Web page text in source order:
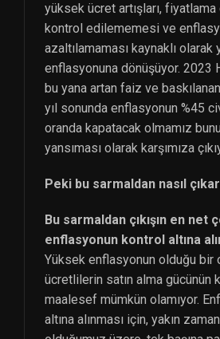
yüksek ücret artışları, fiyatlama
kontrol edilememesi ve
azaltılamaması kaynaklı
enflasyonuna dönüşüyor. 2023
bu yana artan faiz ve
yıl sonunda enflasyonun %45
oranda kapatacak olmamız
yansıması olarak karşımıza
Peki bu sarmaldan nasıl
Bu sarmaldan çıkışın en net
enflasyonun kontrol altına
Yüksek enflasyonun olduğu bir
ücretlilerin satın alma gücünün
maalesef mümkün olamıyor.
altına alınması için, yakın